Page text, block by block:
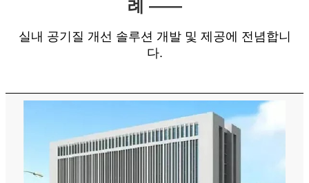
례 ——
실내 공기질 개선 솔루션 개발 및 제공에 전념합니
다.